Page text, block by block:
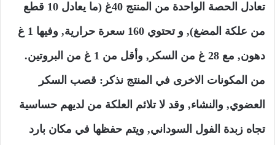
تعادل الحصة الواحدة من المنتج 40غ (ما يعادل 10 قطع
من علكة المضغ), و تحتوي 160 سعرة حرارية, وفيها 1 غ
دهون, مع 28 غ من السكر, وأقل من 1 غ من البروتين.
من المكونات الاخرى في المنتج نذكر: قصب السكر
العضوي, والنشاء, وقد لا تلائم العلكة من لديهم حساسية
تجاه زبدة الفول السوداني, ويتم حفظها في مكان بارد